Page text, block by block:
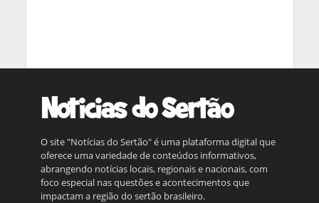
O site "Notícias do Sertão" é uma plataforma digital que
oferece uma variedade de conteúdos informativos,
abrangendo notícias locais, regionais e nacionais, com
foco especial nas questões e acontecimentos que
impactam a região do sertão brasileiro.